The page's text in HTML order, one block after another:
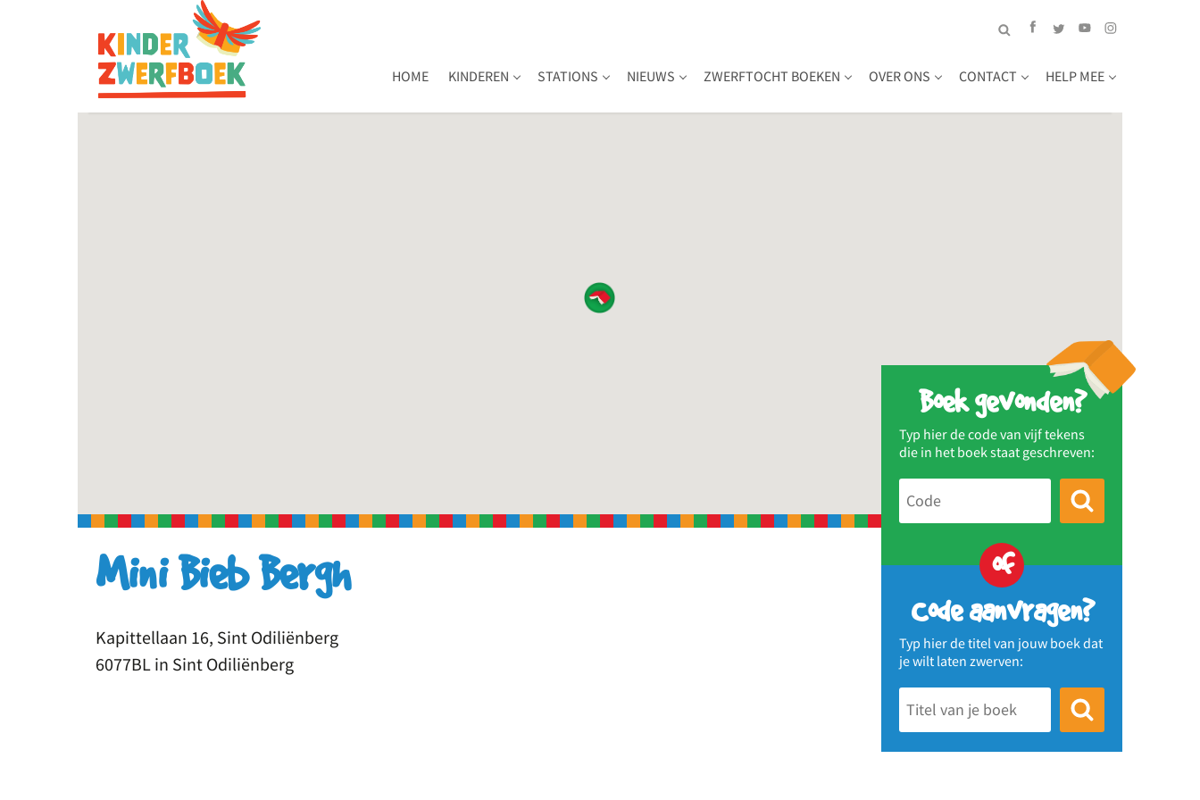
HOME KINDEREN STATIONS NIEUWS ZWERFTOCHT BOEKEN OVER ONS CONTACT HELP MEE
Boek gevonden?
Typ hier de code van vijf tekens
die in het boek staat geschreven:
of
Code aanvragen?
Typ hier de titel van jouw boek dat
je wilt laten zwerven:
Mini Bieb Bergh
Kapittellaan 16, Sint Odiliënberg
6077BL in Sint Odiliënberg